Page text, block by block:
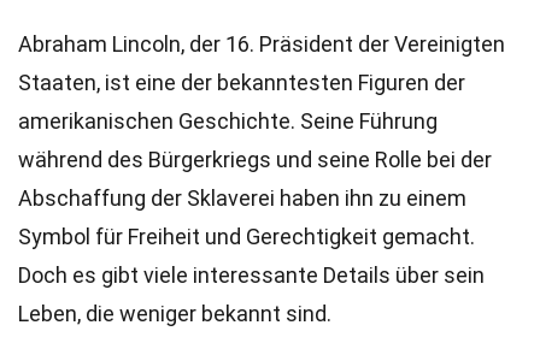
Abraham Lincoln, der 16. Präsident der Vereinigten
Staaten, ist eine der bekanntesten Figuren der
amerikanischen Geschichte. Seine Führung
während des Bürgerkriegs und seine Rolle bei der
Abschaffung der Sklaverei haben ihn zu einem
Symbol für Freiheit und Gerechtigkeit gemacht.
Doch es gibt viele interessante Details über sein
Leben, die weniger bekannt sind.